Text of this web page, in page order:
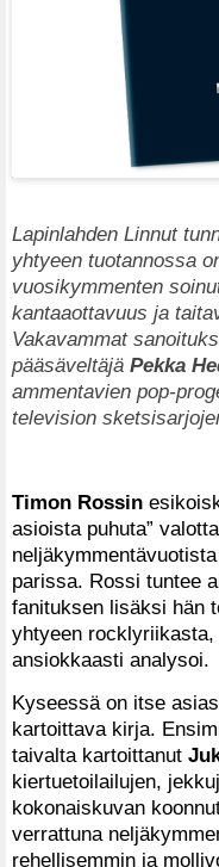
Lapinlahden Linnut
yhtyeen tuotannossa
vuosikymmenten
kantaaottavuus ja
Vakavammat
pääsäveltäjä Pekka
ammentavien pop-
television
Timon Rossin
asioista puhuta”
parissa. Rossi tuntee
fanituksen lisäksi hän
yhtyeen
ansiokkaasti analysoi.
Kyseessä on itse
kartoittava kirja.
taivalta kartoittanut
kiertuetoilailujen,
kokonaiskuvan
verrattuna
rehellisemmin ja